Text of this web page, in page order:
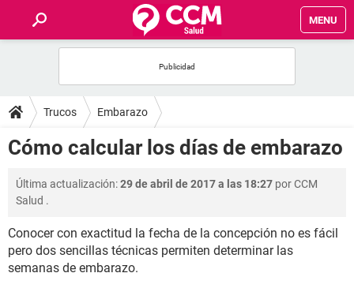
MENU
FOROS
SALUD
FAMILIA
BIENESTAR
Trucos Embarazo
Cómo calcular los días de embarazo
Última actualización:29 de abril de 2017 a las 18:27 porCCM
Salud .
Conocer con exactitud la fecha de la concepción no es fácil
pero dos sencillas técnicas permiten determinar las
semanas de embarazo.